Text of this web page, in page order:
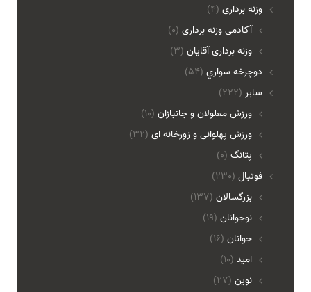
(4) وزنه برداری
آکادمی وزنه برداری (0)
وزنه برداری آقایان (3)
(54) دوچرخه سواري
(222) ساير
ورزش معلولان و جانبازان (10)
ورزش پهلوانی و زورخانه ای (32)
پتانگ (0)
(230) فوتبال
بزرگسالان (137)
نوجوانان (19)
جوانان (16)
امید (10)
نوین (27)